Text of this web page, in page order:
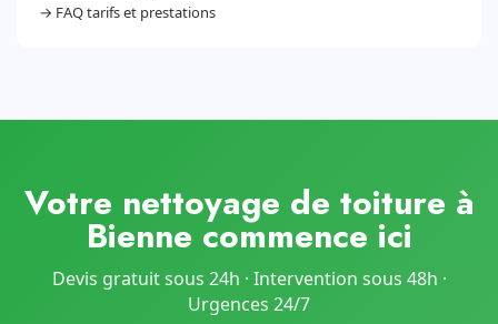
→ FAQ tarifs et prestations
Votre nettoyage de toiture à
Bienne commence ici
Devis gratuit sous 24h · Intervention sous 48h ·
Urgences 24/7